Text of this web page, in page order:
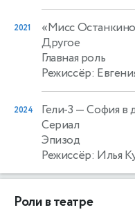
2021 «Мисс
Другое
Главная роль
Режиссёр:
2024 Гели-3 — София в
Сериал
Эпизод
Режиссёр: Илья
Роли в театре